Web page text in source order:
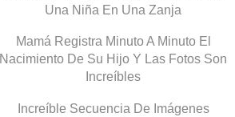
Una Niña En Una Zanja
Mamá Registra Minuto A Minuto El
Nacimiento De Su Hijo Y Las Fotos Son
Increíbles
Increíble Secuencia De Imágenes